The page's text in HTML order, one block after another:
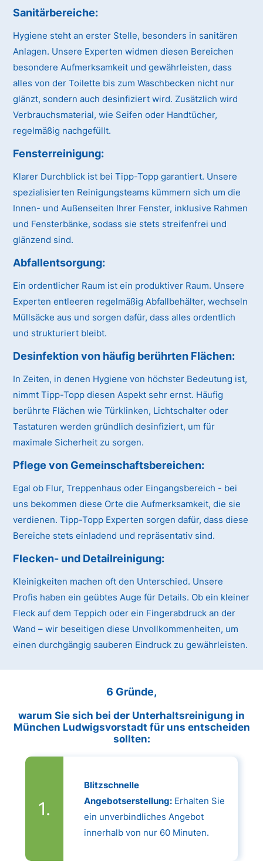
Sanitärbereiche:
Hygiene steht an erster Stelle, besonders in sanitären
Anlagen. Unsere Experten widmen diesen Bereichen
besondere Aufmerksamkeit und gewährleisten, dass
alles von der Toilette bis zum Waschbecken nicht nur
glänzt, sondern auch desinfiziert wird. Zusätzlich wird
Verbrauchsmaterial, wie Seifen oder Handtücher,
regelmäßig nachgefüllt.
Fensterreinigung:
Klarer Durchblick ist bei Tipp-Topp garantiert. Unsere
spezialisierten Reinigungsteams kümmern sich um die
Innen- und Außenseiten Ihrer Fenster, inklusive Rahmen
und Fensterbänke, sodass sie stets streifenfrei und
glänzend sind.
Abfallentsorgung:
Ein ordentlicher Raum ist ein produktiver Raum. Unsere
Experten entleeren regelmäßig Abfallbehälter, wechseln
Müllsäcke aus und sorgen dafür, dass alles ordentlich
und strukturiert bleibt.
Desinfektion von häufig berührten Flächen:
In Zeiten, in denen Hygiene von höchster Bedeutung ist,
nimmt Tipp-Topp diesen Aspekt sehr ernst. Häufig
berührte Flächen wie Türklinken, Lichtschalter oder
Tastaturen werden gründlich desinfiziert, um für
maximale Sicherheit zu sorgen.
Pflege von Gemeinschaftsbereichen:
Egal ob Flur, Treppenhaus oder Eingangsbereich - bei
uns bekommen diese Orte die Aufmerksamkeit, die sie
verdienen. Tipp-Topp Experten sorgen dafür, dass diese
Bereiche stets einladend und repräsentativ sind.
Flecken- und Detailreinigung:
Kleinigkeiten machen oft den Unterschied. Unsere
Profis haben ein geübtes Auge für Details. Ob ein kleiner
Fleck auf dem Teppich oder ein Fingerabdruck an der
Wand – wir beseitigen diese Unvollkommenheiten, um
einen durchgängig sauberen Eindruck zu gewährleisten.
6 Gründe,
warum Sie sich bei der Unterhaltsreinigung in
München Ludwigsvorstadt für uns entscheiden
sollten:
Blitzschnelle
Angebotserstellung:Erhalten Sie
ein unverbindliches Angebot
innerhalb von nur 60 Minuten.